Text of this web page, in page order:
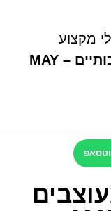
מקצוע
בגדי ים מעוצבים איכותיים – MAY